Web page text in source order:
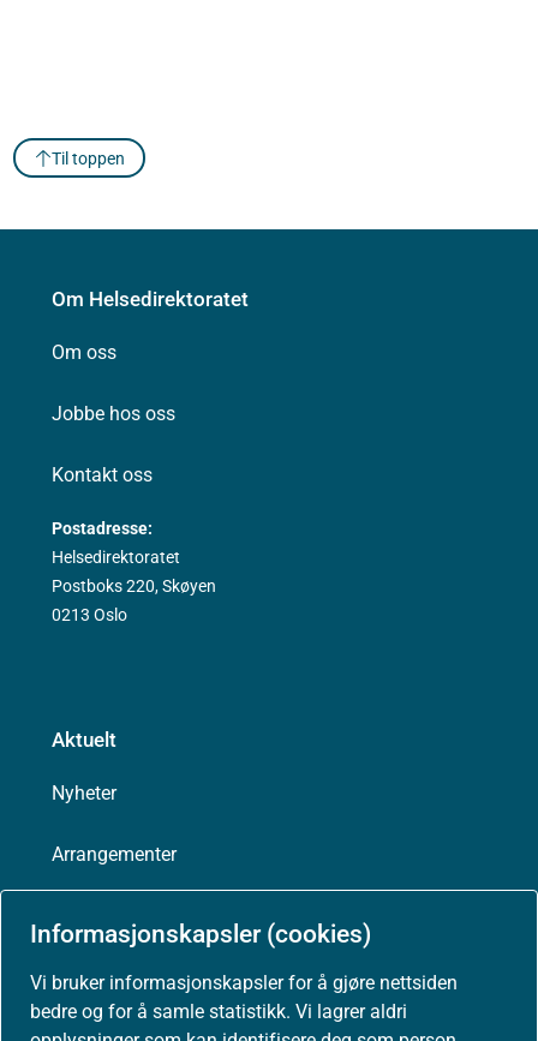
Informasjonskapsler (cookies)
Vi bruker informasjonskapsler for å gjøre nettsiden
bedre og for å samle statistikk. Vi lagrer aldri
Til toppen
Om Helsedirektoratet
Om oss
Jobbe hos oss
Kontakt oss
Postadresse:
Helsedirektoratet
Postboks 220, Skøyen
0213 Oslo
Aktuelt
Nyheter
Arrangementer
Presse